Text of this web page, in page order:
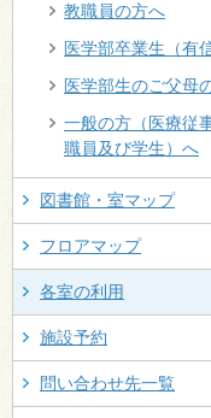
教職員の方へ
医学部卒業生（有
医学部生のご父母
一般の方（医療従
職員及び学生）へ
図書館・室マップ
フロアマップ
各室の利用
施設予約
問い合わせ先一覧